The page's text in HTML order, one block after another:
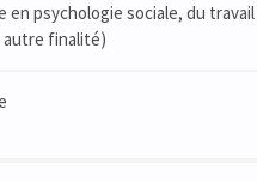
psychologie sociale, du
autre finalité)